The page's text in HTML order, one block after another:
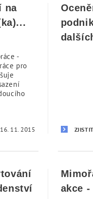
na
-
pro
16. 11. 2015
akce -